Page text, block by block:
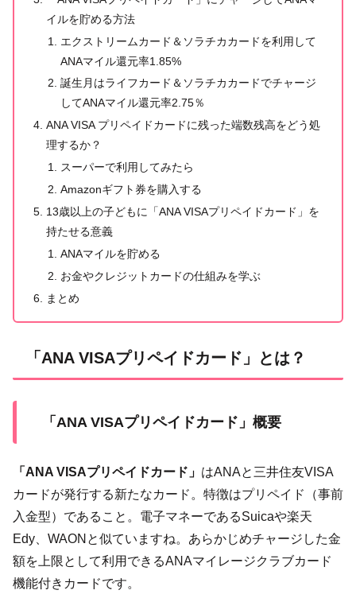
イルを貯める方法
エクストリームカード＆ソラチカカードを利用して
ANAマイル還元率1.85%
誕生月はライフカード＆ソラチカカードでチャージ
してANAマイル還元率2.75％
ANA VISA プリペイドカードに残った端数残高をどう処
理するか？
スーパーで利用してみたら
Amazonギフト券を購入する
13歳以上の子どもに「ANA VISAプリペイドカード」を
持たせる意義
ANAマイルを貯める
お金やクレジットカードの仕組みを学ぶ
まとめ
「ANA VISAプリペイドカード」とは？
「ANA VISAプリペイドカード」概要
「ANA VISAプリペイドカード」 はANAと三井住友VISA
カードが発行する新たなカード。特徴はプリペイド（事前
入金型）であること。電子マネーであるSuicaや楽天
Edy、WAONと似ていますね。あらかじめチャージした金
額を上限として利用できるANAマイレージクラブカード
機能付きカードです。